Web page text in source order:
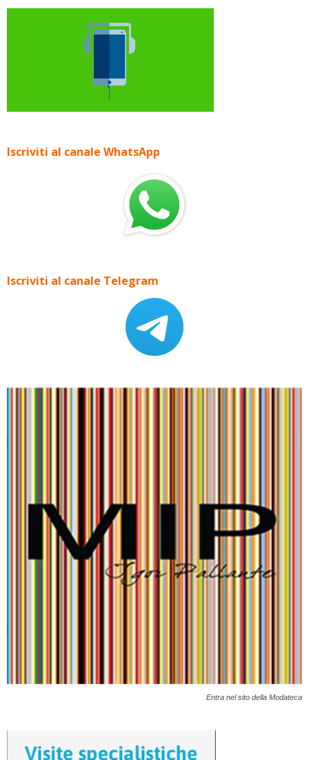
Iscriviti al canale WhatsApp
Iscriviti al canale Telegram
Entra nel sito della Modateca